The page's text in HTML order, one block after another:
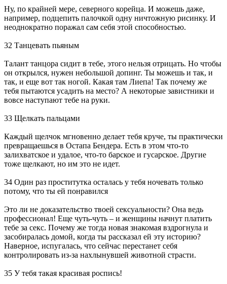
Ну, по крайней мере, северного корейца. И можешь даже,
например, подцепить палочкой одну ничтожную рисинку. И
неоднократно поражал сам себя этой способностью.
32 Танцевать пьяным
Талант танцора сидит в тебе, этого нельзя отрицать. Но чтобы
он открылся, нужен небольшой допинг. Ты можешь и так, и
так, и еще вот так ногой. Какая там Лиепа! Так почему же
тебя пытаются усадить на место? А некоторые завистники и
вовсе наступают тебе на руки.
33 Щелкать пальцами
Каждый щелчок мгновенно делает тебя круче, ты практически
превращаешься в Остапа Бендера. Есть в этом что-то
залихватское и удалое, что-то барское и гусарское. Другие
тоже щелкают, но им это не идет.
34 Один раз проститутка осталась у тебя ночевать только
потому, что ты ей понравился
Это ли не доказательство твоей сексуальности? Она ведь
профессионал! Еще чуть-чуть – и женщины начнут платить
тебе за секс. Почему же тогда новая знакомая вздрогнула и
засобиралась домой, когда ты рассказал ей эту историю?
Наверное, испугалась, что сейчас перестанет себя
контролировать из-за нахлынувшей животной страсти.
35 У тебя такая красивая роспись!